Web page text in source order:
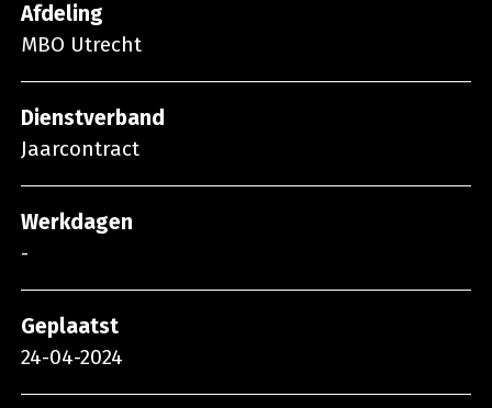
Afdeling
MBO Utrecht
Dienstverband
Jaarcontract
Werkdagen
-
Geplaatst
24-04-2024